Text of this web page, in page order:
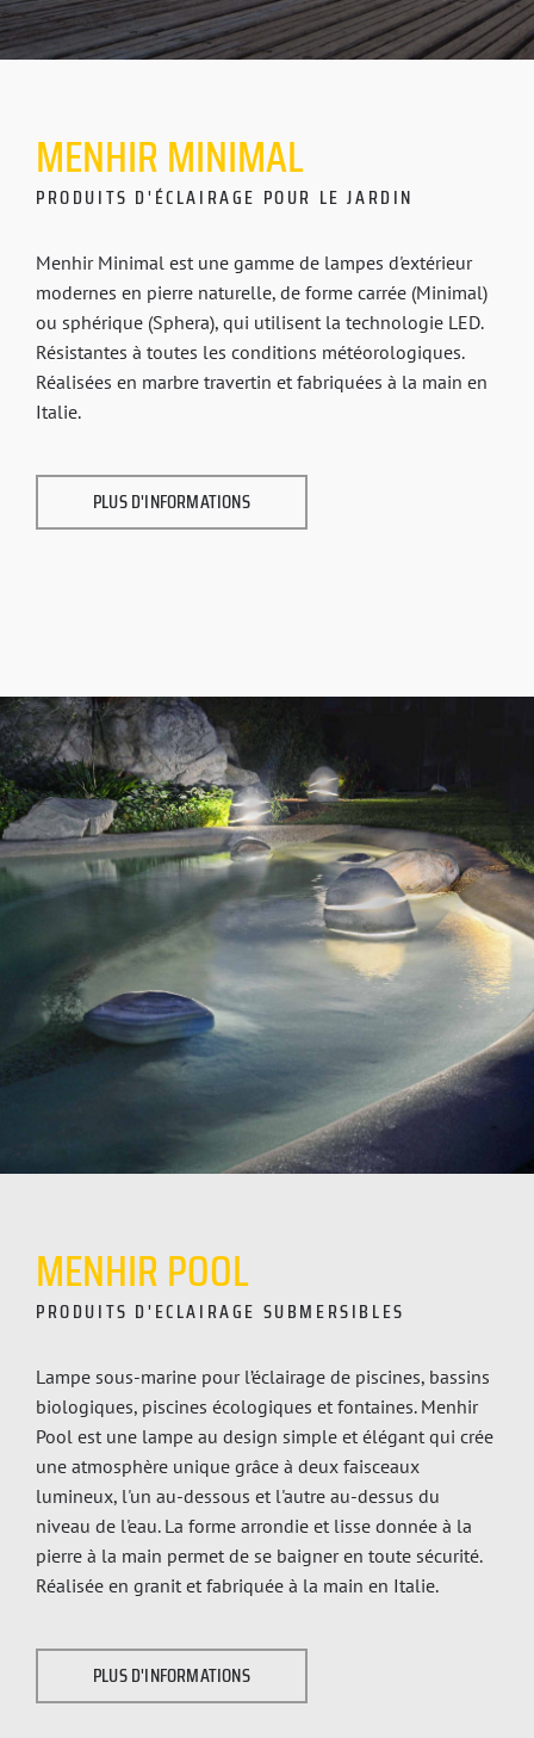
MENHIRMINIMAL
PRODUITS D'ÉCLAIRAGE POUR LE JARDIN
Menhir Minimal est une gamme de lampes d'extérieur
modernes en pierre naturelle, de forme carrée (Minimal)
ou sphérique (Sphera), qui utilisent la technologie LED.
Résistantes à toutes les conditions météorologiques.
Réalisées en marbre travertin et fabriquées à la main en
Italie.
PLUS D'INFORMATIONS
MENHIRPOOL
PRODUITS D'ECLAIRAGE SUBMERSIBLES
Lampe sous-marine pour l’éclairage de piscines, bassins
biologiques, piscines écologiques et fontaines. Menhir
Pool est une lampe au design simple et élégant qui crée
une atmosphère unique grâce à deux faisceaux
lumineux, l'un au-dessous et l'autre au-dessus du
niveau de l'eau. La forme arrondie et lisse donnée à la
pierre à la main permet de se baigner en toute sécurité.
Réalisée en granit et fabriquée à la main en Italie.
PLUS D'INFORMATIONS